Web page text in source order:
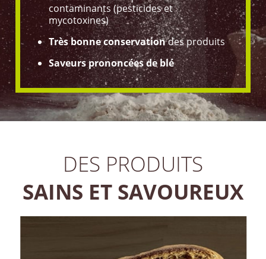
contaminants (pesticides et
mycotoxines)
Très bonne conservationdes produits
Saveurs prononcées de blé
DES PRODUITS
SAINS ET SAVOUREUX